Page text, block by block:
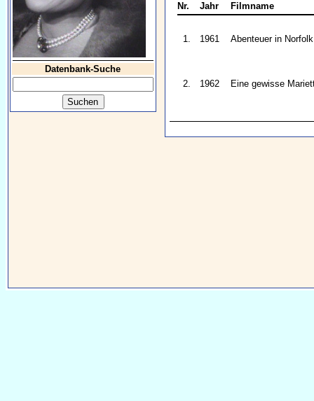
Datenbank-Suche
Nr. Jahr Filmname
1. 1961 Abenteuer in Norfolk
2. 1962 Eine gewisse